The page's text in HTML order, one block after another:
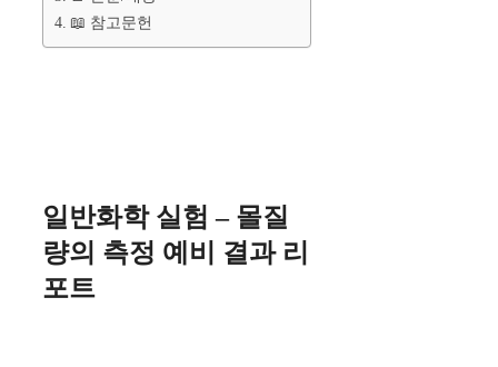
📖 참고문헌
일반화학 실험 – 몰질
량의 측정 예비 결과 리
포트